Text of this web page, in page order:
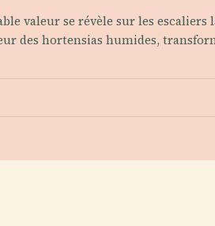
valeur se révèle sur les escaliers
des hortensias humides,